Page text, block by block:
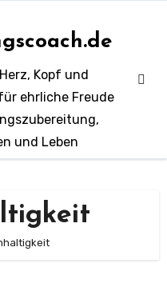
Kopf und
ehrliche Freude
und Leben